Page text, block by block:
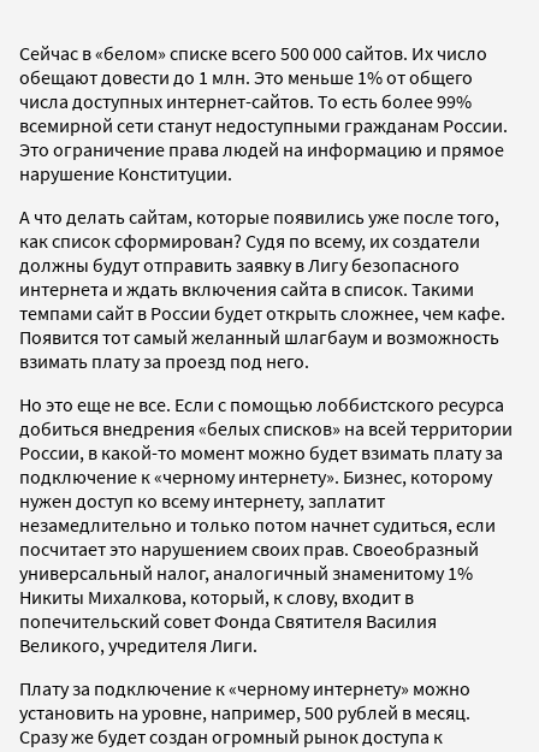
Сейчас в «белом» списке всего 500 000 сайтов. Их число
обещают довести до 1 млн. Это меньше 1% от общего
числа доступных интернет-сайтов. То есть более 99%
всемирной сети станут недоступными гражданам России.
Это ограничение права людей на информацию и прямое
нарушение Конституции.
А что делать сайтам, которые появились уже после того,
как список сформирован? Судя по всему, их создатели
должны будут отправить заявку в Лигу безопасного
интернета и ждать включения сайта в список. Такими
темпами сайт в России будет открыть сложнее, чем кафе.
Появится тот самый желанный шлагбаум и возможность
взимать плату за проезд под него.
Но это еще не все. Если с помощью лоббистского ресурса
добиться внедрения «белых списков» на всей территории
России, в какой-то момент можно будет взимать плату за
подключение к «черному интернету». Бизнес, которому
нужен доступ ко всему интернету, заплатит
незамедлительно и только потом начнет судиться, если
посчитает это нарушением своих прав. Своеобразный
универсальный налог, аналогичный знаменитому 1%
Никиты Михалкова, который, к слову, входит в
попечительский совет Фонда Святителя Василия
Великого, учредителя Лиги.
Плату за подключение к «черному интернету» можно
установить на уровне, например, 500 рублей в месяц.
Сразу же будет создан огромный рынок доступа к